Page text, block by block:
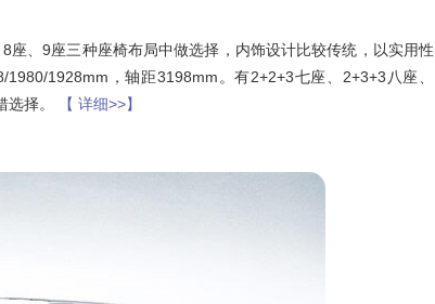
座、9座三种座椅布局中做选择，内饰设计比较传统，以实用性
1928mm，轴距3198mm。有2+2+3七座、2+3+3八座、
选择。
【 详细>>】